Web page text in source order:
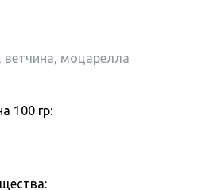
ветчина, моцарелла
100 гр: